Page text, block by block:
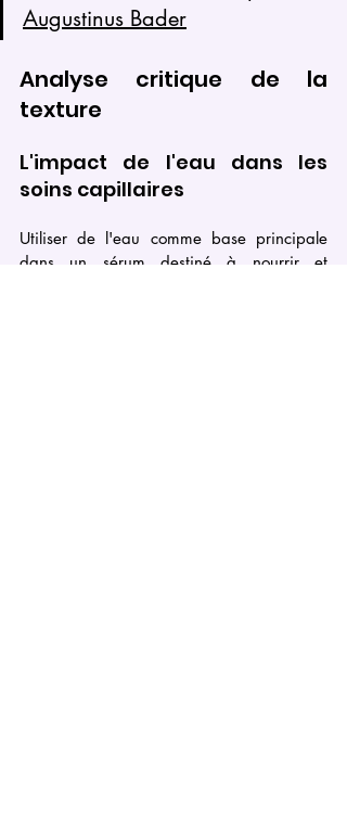
Augustinus Bader
Analyse critique de la
texture
L'impact de l'eau dans les
soins capillaires
Utiliser de l'eau comme base principale
dans un sérum destiné à nourrir et